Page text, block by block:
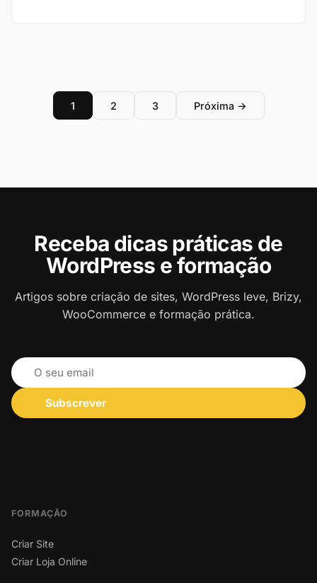
1 2 3 Próxima →
Receba dicas práticas de
WordPress e formação
Artigos sobre criação de sites, WordPress leve, Brizy,
WooCommerce e formação prática.
Subscrever
FORMAÇÃO
Criar Site
Criar Loja Online